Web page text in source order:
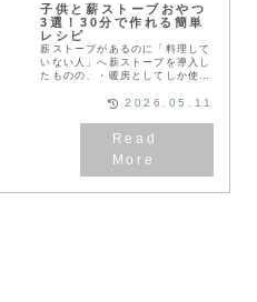
子供と薪ストーブおやつ
3選！30分で作れる簡単
レシピ
薪ストーブがあるのに「料理して
いない人」へ薪ストーブを導入し
たものの、・暖房としてしか使っ
出していない・子供と楽しめる使
2026.05.11